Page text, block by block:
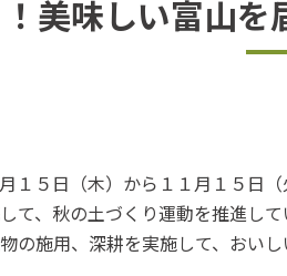
！美味しい富山
１５日（木）から１１月１５日
て、秋の土づくり運動を推進して
の施用、深耕を実施して、おい